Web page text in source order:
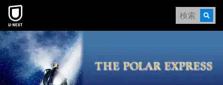
本文へスキップ